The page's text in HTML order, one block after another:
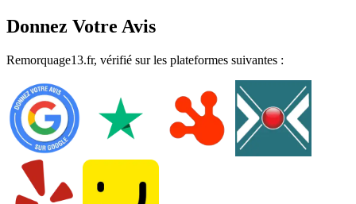
Donnez Votre Avis
Remorquage13.fr, vérifié sur les plateformes suivantes :